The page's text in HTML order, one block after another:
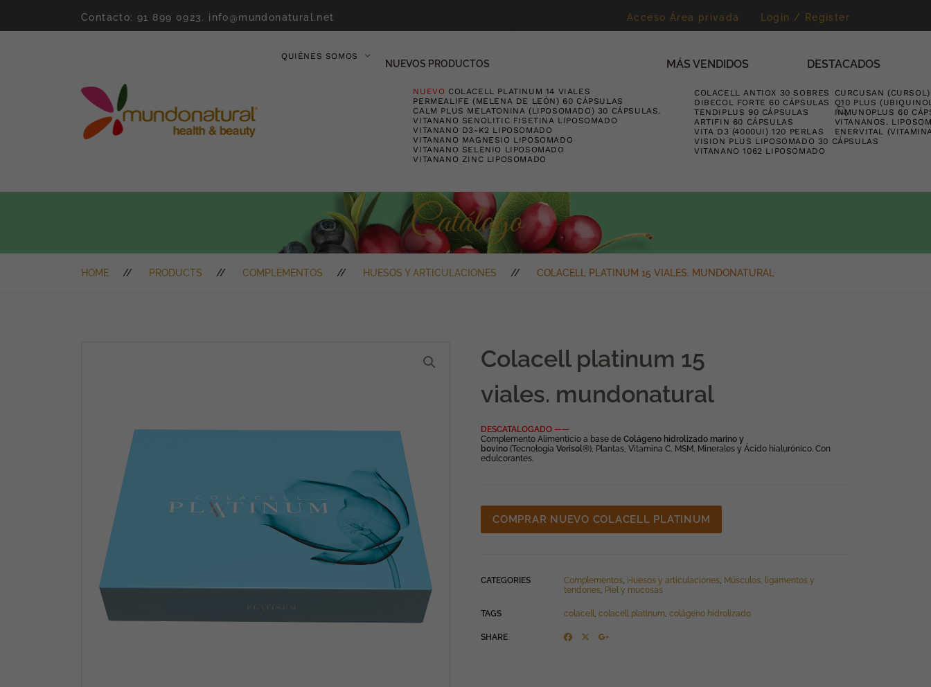
Contacto: 91 899 0923. info@mundonatural.net Acceso Área privada Login / Register
QUIÉNES SOMOS
NUEVOS PRODUCTOS
NUEVO COLACELL PLATINUM 14 VIALES
PERMEALIFE (MELENA DE LEÓN) 60 CÁPSULAS
CALM PLUS MELATONINA (LIPOSOMADO) 30 CÁPSULAS.
VITANANO SENOLITIC FISETINA LIPOSOMADO
VITANANO D3-K2 LIPOSOMADO
VITANANO MAGNESIO LIPOSOMADO
VITANANO SELENIO LIPOSOMADO
VITANANO ZINC LIPOSOMADO
MÁS VENDIDOS
COLACELL ANTIOX 30 SOBRES
DIBECOL FORTE 60 CÁPSULAS
TENDIPLUS 90 CÁPSULAS
ARTIFIN 60 CÁPSULAS
VITA D3 (4000UI) 120 PERLAS
VISION PLUS LIPOSOMADO 30 CÁPSULAS
VITANANO 1062 LIPOSOMADO
DESTACADOS
CURCUSAN
Q10 PLUS
INMUNOPLUS 60
VITANANOS.
ENERVITAL
Catálogo
HOME PRODUCTS COMPLEMENTOS HUESOS Y ARTICULACIONES COLACELL PLATINUM 15 VIALES. MUNDONATURAL
Colacell platinum 15
viales. mundonatural
DESCATALOGADO ——
Complemento Alimenticio a base deColágeno hidrolizado marino y
bovino (TecnologíaVerisol®), Plantas, Vitamina C, MSM, Minerales y Ácido hialurónico. Con
edulcorantes.
COMPRAR NUEVO COLACELL PLATINUM
CATEGORIES Complementos, Huesos y articulaciones, Músculos, ligamentos y
tendones, Piel y mucosas
TAGS colacell,colacell platinum,colágeno hidrolizado
SHARE